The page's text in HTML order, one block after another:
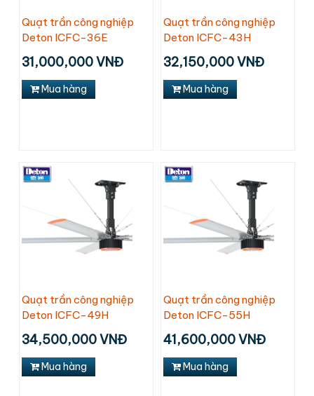
Quạt trần công nghiệp
Deton ICFC-36E
31,000,000 VNĐ
Mua hàng
Quạt trần công nghiệp
Deton ICFC-43H
32,150,000 VNĐ
Mua hàng
Quạt trần công nghiệp
Deton ICFC-49H
34,500,000 VNĐ
Mua hàng
Quạt trần công nghiệp
Deton ICFC-55H
41,600,000 VNĐ
Mua hàng